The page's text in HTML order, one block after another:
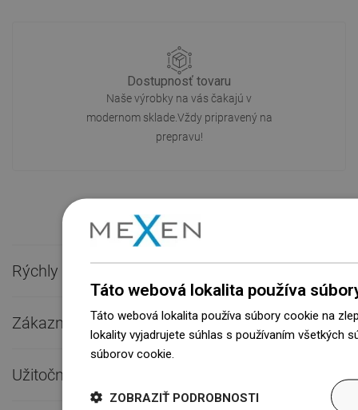
Dostupnosť tovaru
Naše výrobky na vás čakajú v
modernom sklade.Vždy pripravený na
prepravu!
Rýchly kontakt
Zákaznícky servis 
Užitočné odkazy 
Táto webová lokalita používa
Táto webová lokalita používa súbory cookie na
lokality vyjadrujete súhlas s používaním všetkých
súborov cookie.
ZOBRAZIŤ PODROBNOSTI